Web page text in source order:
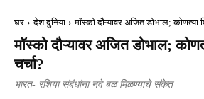
घर देश दुनिया मॉस्को दौऱ्यावर अजित डोभाल; कोणत्या
मॉस्को दौऱ्यावर अजित डोभाल;
चर्चा?
भारत- रशिया संबंधांना नवे बळ मिळण्याचे संकेत